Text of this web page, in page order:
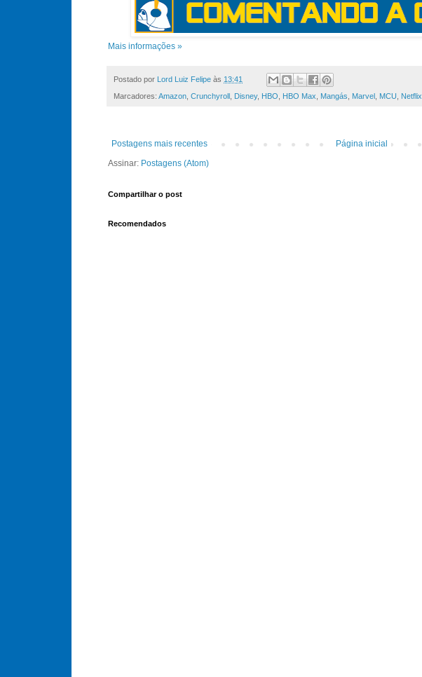
Mais informações »
Postado por Lord Luiz Felipe às 13:41
Marcadores: Amazon Crunchyroll Disney, HBO HBO Max Mangás Marvel MCU Netflix
Postagens mais recentes
Página inicial
Assinar: Postagens (Atom)
Compartilhar o post
Recomendados